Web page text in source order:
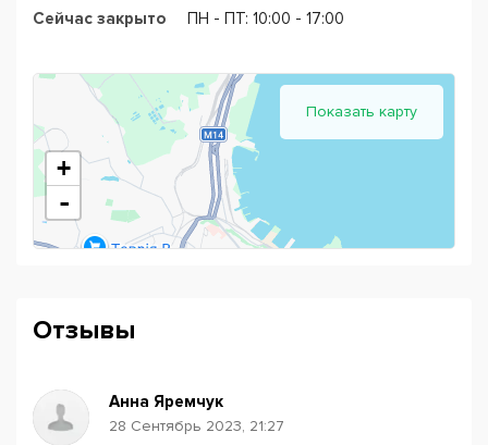
Сейчас закрыто ПН - ПТ: 10:00 - 17:00
Показать карту
+
-
Отзывы
Анна Яремчук
28 Сентябрь 2023, 21:27